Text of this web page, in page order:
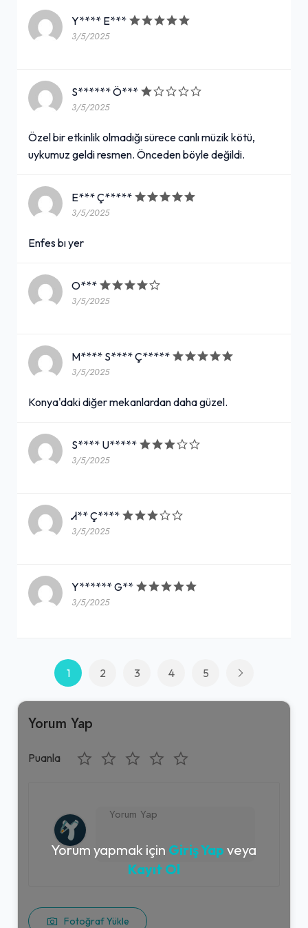
Y**** E***
3/5/2025
S****** Ö***
3/5/2025
Özel bir etkinlik olmadığı sürece canlı müzik kötü,
uykumuz geldi resmen. Önceden böyle değildi.
E*** Ç*****
3/5/2025
Enfes bı yer
O***
3/5/2025
M**** S**** Ç*****
3/5/2025
Konya'daki diğer mekanlardan daha güzel.
S**** U*****
3/5/2025
Ꮧ** Ç****
3/5/2025
Y****** G**
3/5/2025
1 2 3 4 5
Yorum Yap
Puanla
Fotoğraf Yükle
Yorum yapmak için Giriş Yap veya
Kayıt Ol